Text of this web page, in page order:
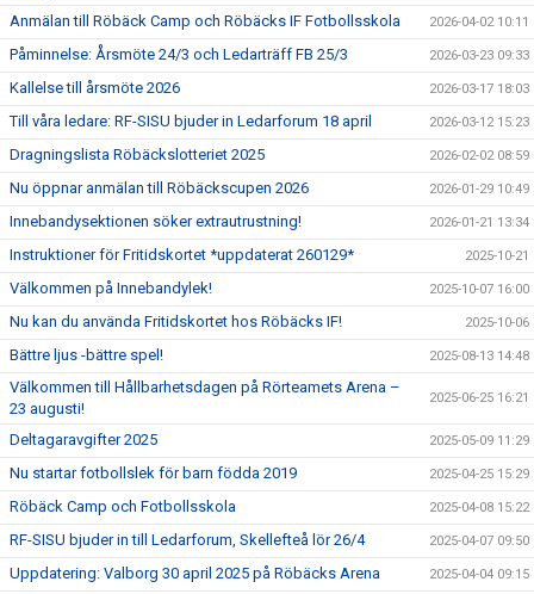
Anmälan till Röbäck Camp och Röbäcks IF Fotbollsskola 2026-04-02 10:11
Påminnelse: Årsmöte 24/3 och Ledarträff FB 25/3 2026-03-23 09:33
Kallelse till årsmöte 2026 2026-03-17 18:03
Till våra ledare: RF-SISU bjuder in Ledarforum 18 april 2026-03-12 15:23
Dragningslista Röbäckslotteriet 2025 2026-02-02 08:59
Nu öppnar anmälan till Röbäckscupen 2026 2026-01-29 10:49
Innebandysektionen söker extrautrustning! 2026-01-21 13:34
Instruktioner för Fritidskortet *uppdaterat 260129* 2025-10-21
Välkommen på Innebandylek! 2025-10-07 16:00
Nu kan du använda Fritidskortet hos Röbäcks IF! 2025-10-06
Bättre ljus -bättre spel! 2025-08-13 14:48
Välkommen till Hållbarhetsdagen på Rörteamets Arena –
23 augusti!
2025-06-25 16:21
Deltagaravgifter 2025 2025-05-09 11:29
Nu startar fotbollslek för barn födda 2019 2025-04-25 15:29
Röbäck Camp och Fotbollsskola 2025-04-08 15:22
RF-SISU bjuder in till Ledarforum, Skellefteå lör 26/4 2025-04-07 09:50
Uppdatering: Valborg 30 april 2025 på Röbäcks Arena 2025-04-04 09:15